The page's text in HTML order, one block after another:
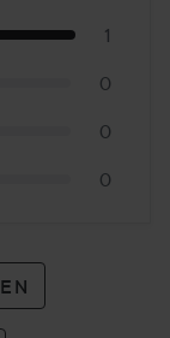
1
0
0
0